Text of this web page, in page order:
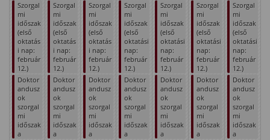
Szorgal
mi
időszak
(első
oktatás
i nap:
február
12.)
Doktor
andusz
ok
szorgal
mi
időszak
a
Szorgal
mi
időszak
(első
oktatás
i nap:
február
12.)
Doktor
andusz
ok
szorgal
mi
időszak
a
Szorgal
mi
időszak
(első
oktatás
i nap:
február
12.)
Doktor
andusz
ok
szorgal
mi
időszak
a
Szorgal
mi
időszak
(első
oktatási
nap:
február
12.)
Doktor
andusz
ok
szorgal
mi
időszak
a
Szorgal
mi
időszak
(első
oktatási
nap:
február
12.)
Doktor
andusz
ok
szorgal
mi
időszak
a
Szorgal
mi
időszak
(első
oktatási
nap:
február
12.)
Doktor
andusz
ok
szorgal
mi
időszak
a
Szorgal
mi
időszak
(első
oktatási
nap:
február
12.)
Doktor
andusz
ok
szorgal
mi
időszak
a